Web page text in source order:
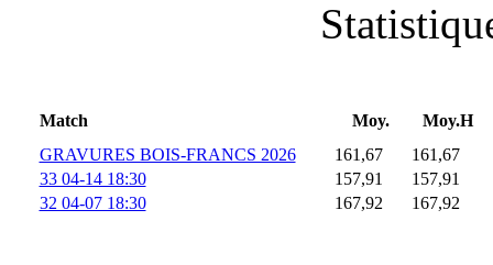
Match Moy.
Moy.H
GRAVURES BOIS-FRANCS 2026
161,67
161,67
33 04-14 18:30
157,91
157,91
32 04-07 18:30
167,92 167,92